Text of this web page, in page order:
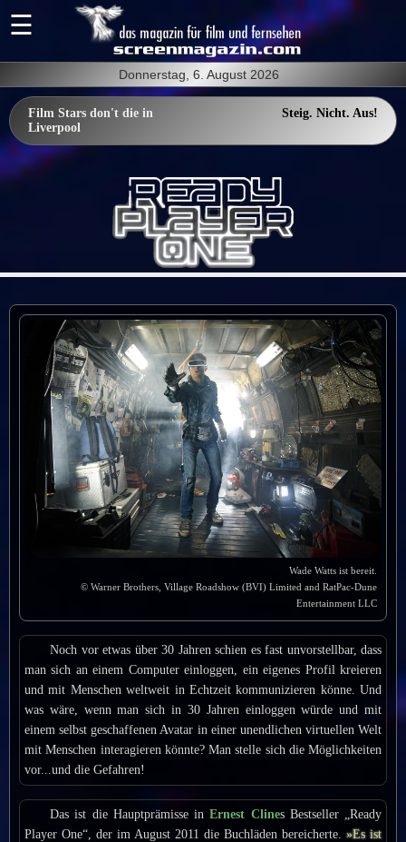
Donnerstag, 6. August 2026
Film Stars don't die in
Liverpool
Steig. Nicht. Aus!
Wade Watts ist bereit.
© Warner Brothers, Village Roadshow (BVI) Limited and RatPac-Dune
Entertainment LLC
Noch vor etwas über 30 Jahren schien es fast unvorstellbar, dass
man sich an einem Computer einloggen, ein eigenes Profil kreieren
und mit Menschen weltweit in Echtzeit kommunizieren könne. Und
was wäre, wenn man sich in 30 Jahren einloggen würde und mit
einem selbst geschaffenen Avatar in einer unendlichen virtuellen Welt
mit Menschen interagieren könnte? Man stelle sich die Möglichkeiten
vor...und die Gefahren!
Das ist die Hauptprämisse inErnest Clines Bestseller „Ready
Player One“, der im August 2011 die Buchläden bereicherte. »Es ist